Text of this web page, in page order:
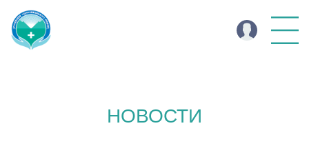
НОВОСТИ